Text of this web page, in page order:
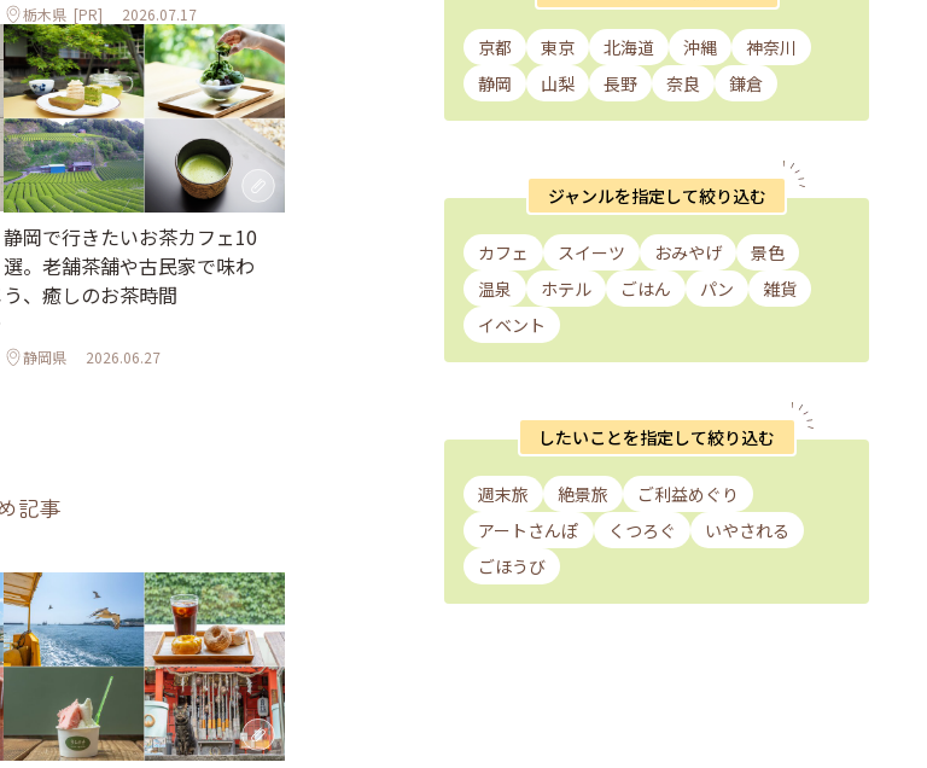
栃木県[PR] 2026.07.17
静岡で行きたいお茶カフェ10
選。老舗茶舗や古民家で味わ
う、癒しのお茶時間
静岡県 2026.06.27
記事
京都 東京 北海道 沖縄
神奈川
静岡
山梨 長野 奈良 鎌倉
ジャンルを指定して絞り込む
カフェ スイーツ おみやげ
景色
温泉
ホテル ごはん パン
雑貨
イベント
したいことを指定して絞り込む
週末旅 絶景旅
ご利益めぐり
アートさんぽ
くつろぐ
いやされる
ごほうび